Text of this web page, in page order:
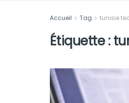
Accueil Tag tunisie
Étiquette :